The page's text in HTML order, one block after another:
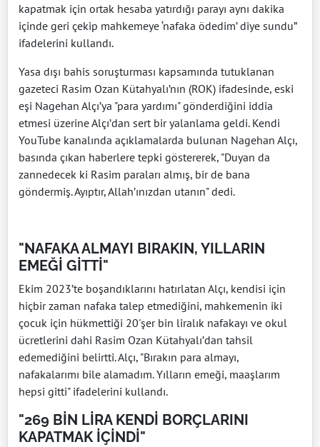
kapatmak için ortak hesaba yatırdığı parayı aynı dakika
içinde geri çekip mahkemeye ‘nafaka ödedim’ diye sundu”
ifadelerini kullandı.
Yasa dışı bahis soruşturması kapsamında tutuklanan
gazeteci Rasim Ozan Kütahyalı’nın (ROK) ifadesinde, eski
eşi Nagehan Alçı’ya "para yardımı" gönderdiğini iddia
etmesi üzerine Alçı’dan sert bir yalanlama geldi. Kendi
YouTube kanalında açıklamalarda bulunan Nagehan Alçı,
basında çıkan haberlere tepki göstererek, "Duyan da
zannedecek ki Rasim paraları almış, bir de bana
göndermiş. Ayıptır, Allah’ınızdan utanın" dedi.
"NAFAKA ALMAYI BIRAKIN, YILLARIN
EMEĞİ GİTTİ"
Ekim 2023’te boşandıklarını hatırlatan Alçı, kendisi için
hiçbir zaman nafaka talep etmediğini, mahkemenin iki
çocuk için hükmettiği 20'şer bin liralık nafakayı ve okul
ücretlerini dahi Rasim Ozan Kütahyalı’dan tahsil
edemediğini belirtti. Alçı, "Bırakın para almayı,
nafakalarımı bile alamadım. Yılların emeği, maaşlarım
hepsi gitti" ifadelerini kullandı.
"269 BİN LİRA KENDİ BORÇLARINI
KAPATMAK İÇİNDİ"